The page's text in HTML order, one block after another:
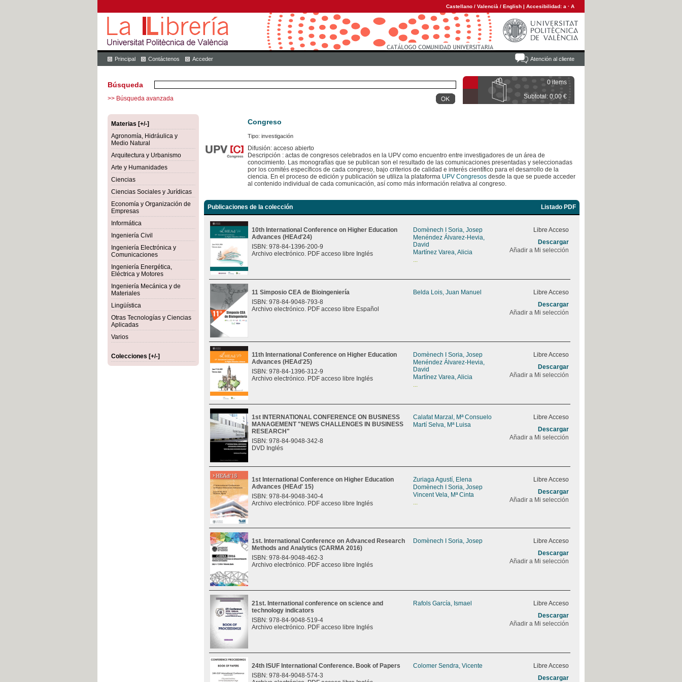
Castellano / Valencià / English | Accesibilidad: a · A
Atención al cliente
Principal Contáctenos Acceder
0 items
Subtotal: 0,00 €
Búsqueda
>> Búsqueda avanzada
Materias [+/-]
Agronomía, Hidráulica y
Medio Natural
Arquitectura y Urbanismo
Arte y Humanidades
Ciencias
Ciencias Sociales y Jurídicas
Economía y Organización de
Empresas
Informática
Ingeniería Civil
Ingeniería Electrónica y
Comunicaciones
Ingeniería Energética,
Eléctrica y Motores
Ingeniería Mecánica y de
Materiales
Lingüística
Otras Tecnologías y Ciencias
Aplicadas
Varios
Colecciones [+/-]
Congreso
Tipo: investigación
Difusión: acceso abierto
Descripción : actas de congresos celebrados en la UPV como encuentro entre investigadores de un área de
conocimiento. Las monografías que se publican son el resultado de las comunicaciones presentadas y seleccionadas
por los comités específicos de cada congreso, bajo criterios de calidad e interés científico para el desarrollo de la
ciencia. En el proceso de edición y publicación se utiliza la plataforma UPV Congresos desde la que se puede acceder
al contenido individual de cada comunicación, así como más información relativa al congreso.
Publicaciones de la colección Listado PDF
10th International Conference on Higher Education
Advances (HEAd'24)
ISBN: 978-84-1396-200-9
Archivo electrónico. PDF acceso libre Inglés
Domènech I Soria, Josep
Menéndez Álvarez-Hevia,
David
Martínez Varea, Alicia
...
Libre Acceso
Descargar
Añadir a Mi selección
11 Simposio CEA de Bioingeniería
ISBN: 978-84-9048-793-8
Archivo electrónico. PDF acceso libre Español
Belda Lois, Juan Manuel
Libre Acceso
Descargar
Añadir a Mi selección
11th International Conference on Higher Education
Advances (HEAd'25)
ISBN: 978-84-1396-312-9
Archivo electrónico. PDF acceso libre Inglés
Domènech I Soria, Josep
Menéndez Álvarez-Hevia,
David
Martínez Varea, Alicia
...
Libre Acceso
Descargar
Añadir a Mi selección
1st INTERNATIONAL CONFERENCE ON BUSINESS
MANAGEMENT "NEWS CHALLENGES IN BUSINESS
RESEARCH"
ISBN: 978-84-9048-342-8
DVD Inglés
Calafat Marzal, Mª Consuelo
Martí Selva, Mª Luisa
Libre Acceso
Descargar
Añadir a Mi selección
1st International Conference on Higher Education
Advances (HEAd' 15)
ISBN: 978-84-9048-340-4
Archivo electrónico. PDF acceso libre Inglés
Zuriaga Agustí, Elena
Domènech I Soria, Josep
Vincent Vela, Mª Cinta
...
Libre Acceso
Descargar
Añadir a Mi selección
1st. International Conference on Advanced Research
Methods and Analytics (CARMA 2016)
ISBN: 978-84-9048-462-3
Archivo electrónico. PDF acceso libre Inglés
Domènech I Soria, Josep
Libre Acceso
Descargar
Añadir a Mi selección
21st. International conference on science and
technology indicators
ISBN: 978-84-9048-519-4
Archivo electrónico. PDF acceso libre Inglés
Rafols García, Ismael
Libre Acceso
Descargar
Añadir a Mi selección
24th ISUF International Conference. Book of Papers
ISBN: 978-84-9048-574-3
Colomer Sendra, Vicente
Libre Acceso
Descargar